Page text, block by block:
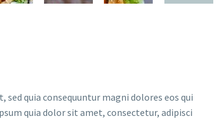
quia consequuntur magni dolores eos qui
quia dolor sit amet, consectetur, adipisci